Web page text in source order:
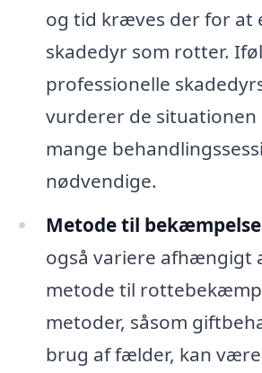
og tid kræves der for at
skadedyr som rotter.
professionelle
vurderer de situationen
mange
nødvendige.
Metode til
også variere afhængigt
metode til
metoder, såsom
brug af fælder, kan